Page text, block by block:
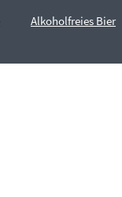
Alkoholfreies Bier